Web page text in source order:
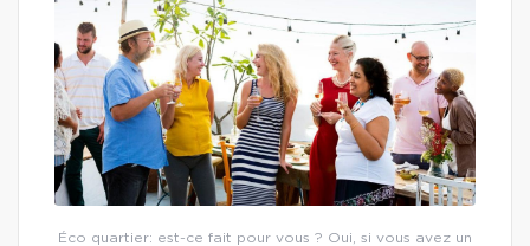
Éco quartier: est-ce fait pour vous ? Oui, si vous avez un